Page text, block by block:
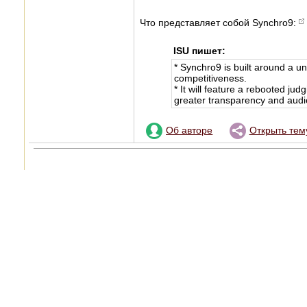
Что представляет собой Synchro9:
ISU пишет:
* Synchro9 is built around a
competitiveness.
* It will feature a rebooted
greater transparency and
Об авторе Открыть